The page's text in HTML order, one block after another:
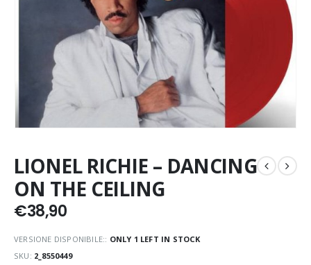
LIONEL RICHIE – DANCING
ON THE CEILING
€38,90
VERSIONE DISPONIBILE:: ONLY 1 LEFT IN STOCK
SKU: 2_8550449